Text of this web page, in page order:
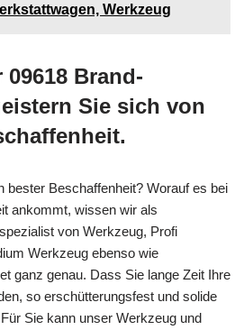
Werkzeug
Brand-
Sie sich von
bester Beschaffenheit? Worauf es bei
ankommt, wissen wir als
von Werkzeug, Profi
Werkzeug ebenso wie
ganz genau. Dass Sie lange Zeit Ihre
so erschütterungsfest und solide
Sie kann unser Werkzeug und